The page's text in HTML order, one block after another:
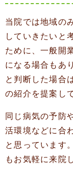
当院では地域の
していきたいと
ために、一般開
になる場合もあ
と判断した場合
の紹介を提案し
同じ病気の予防
活環境などに合
と思っています
もお気軽に来院